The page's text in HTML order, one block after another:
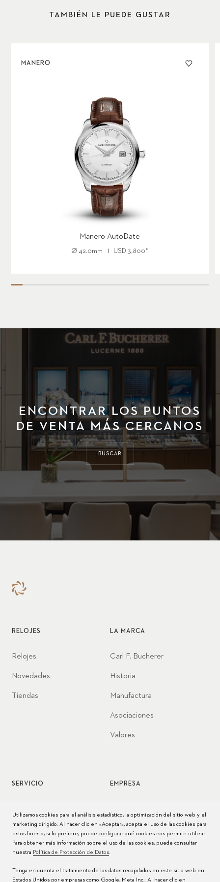
TAMBIÉN LE PUEDE GUSTAR
MANERO
Manero AutoDate
Ø 42.0mm USD 3,800*
ENCONTRAR LOS PUNTOS
DE VENTA MÁS CERCANOS
BUSCAR
RELOJES
Relojes
Novedades
Tiendas
LA MARCA
Carl F. Bucherer
Historia
Manufactura
Asociaciones
Valores
SERVICIO
Cuidado del reloj
Manuales
Preguntas frecuentes
EMPRESA
Prensa
Utilizamos cookies para el análisis estadístico, la optimización del sitio web y el
marketing dirigido. Al hacer clic en «Aceptar», acepta el uso de las cookies para
estos fines o, si lo prefiere, puede configurarqué cookies nos permite utilizar.
Para obtener más información sobre el uso de las cookies, puede consultar
nuestra Política de Protección de Datos.
Tenga en cuenta el tratamiento de los datos recopilados en este sitio web en
Estados Unidos por empresas como Google, Meta Inc.: Al hacer clic en